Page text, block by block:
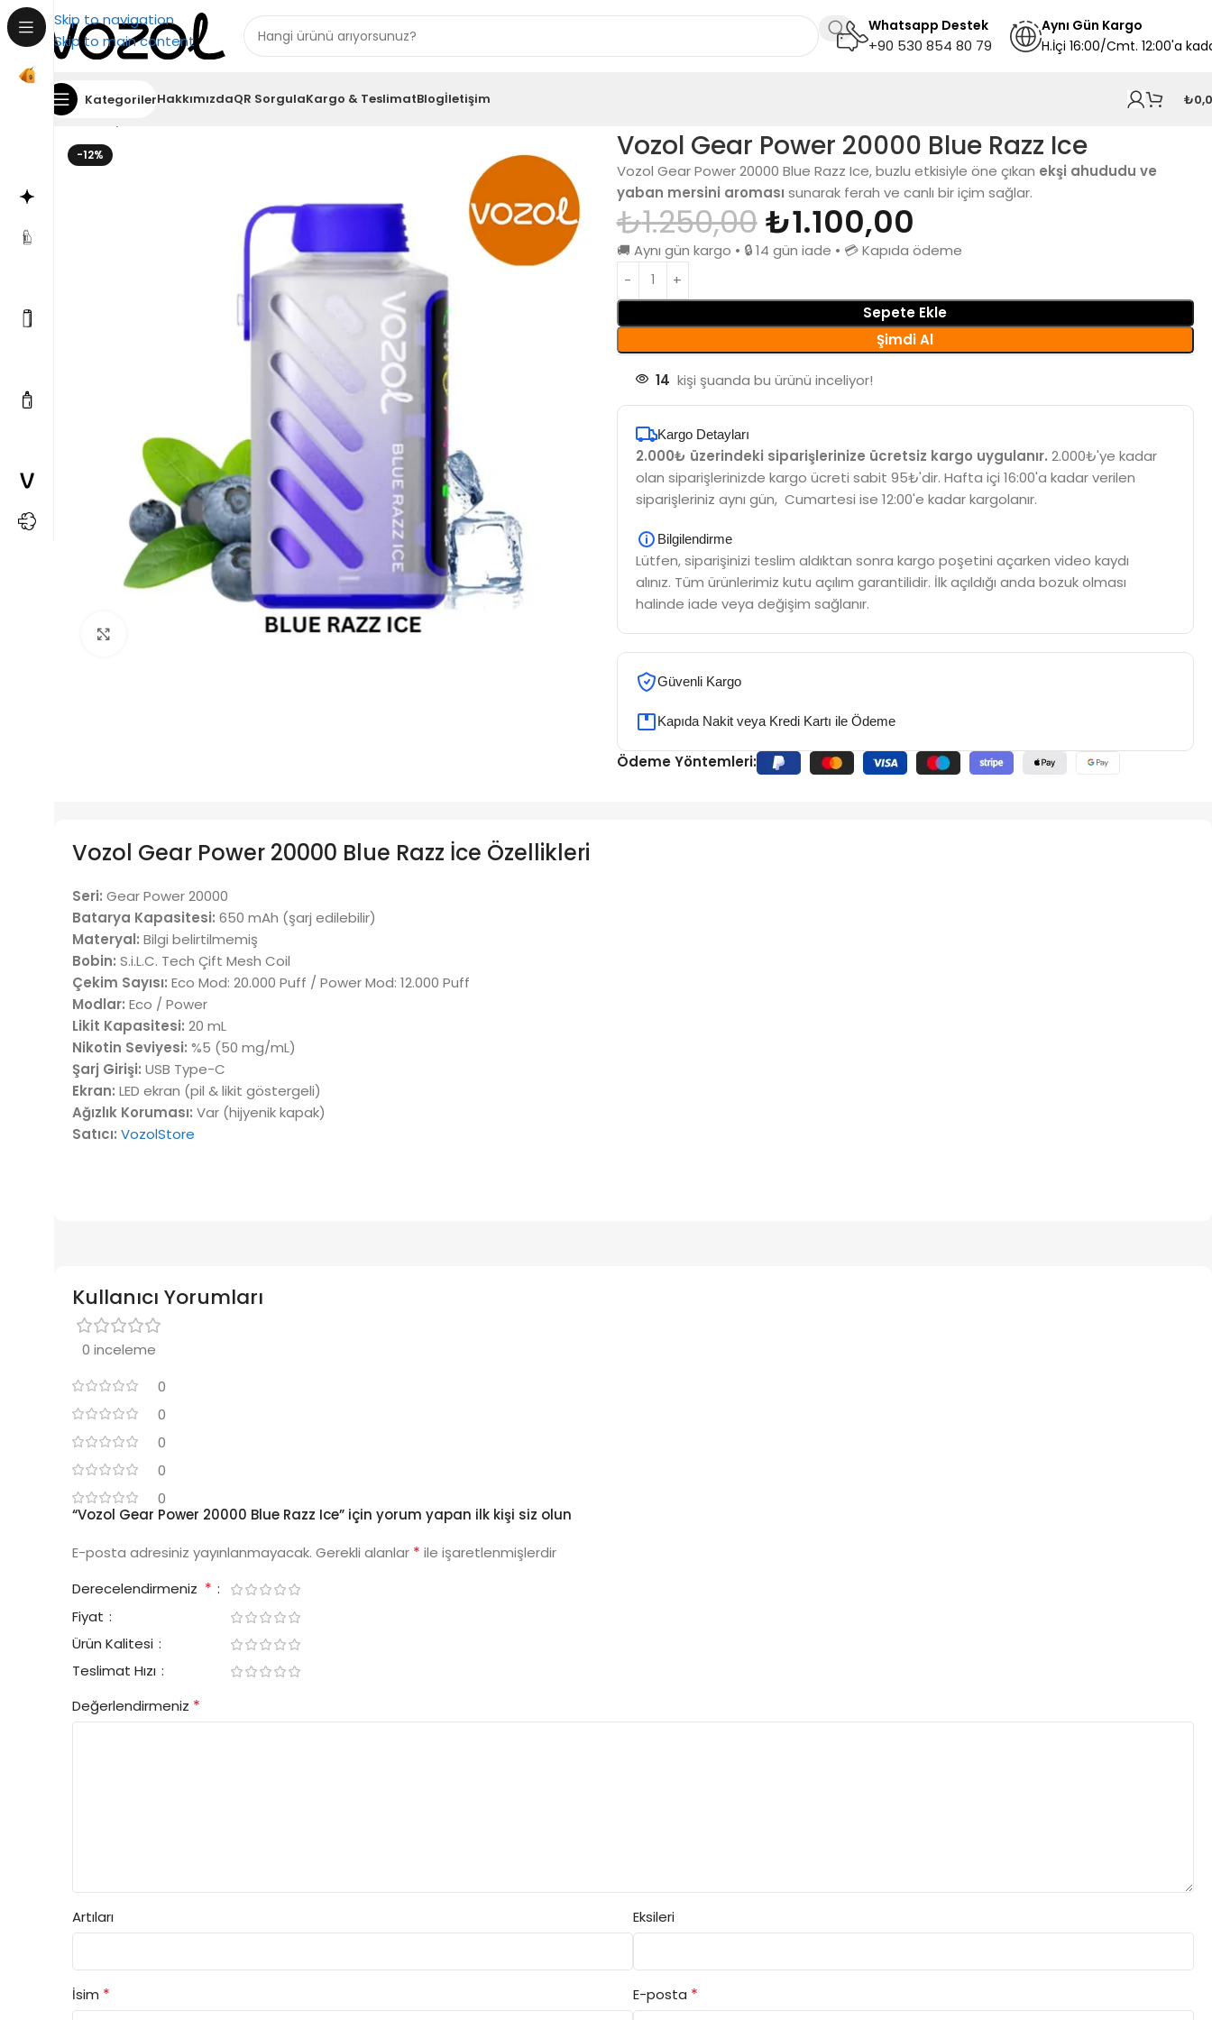
Skip to navigation
Skip to main content
Whatsapp Destek
+90 530 854 80 79
Aynı Gün Kargo
H.İçi 16:00/Cmt. 12:00'a
KategorilerHakkımızdaQR SorgulaKargo & TeslimatBlogİletişim ₺
Ana Sayfa
-12% Vozol Gear Power 20000 Blue Razz Ice
Vozol Gear Power 20000 Blue Razz Ice, buzlu etkisiyle öne çıkan ekşi ahududu ve
yaban mersini aroması sunarak ferah ve canlı bir içim sağlar.
₺1.250,00₺1.100,00
🚚 Aynı gün kargo • 🔒 14 gün iade • 💳 Kapıda ödeme
Sepete Ekle
Şimdi Al
14 kişi şuanda bu ürünü inceliyor!
Kargo Detayları
2.000₺ üzerindeki siparişlerinize ücretsiz kargo uygulanır. 2.000₺'ye kadar
olan siparişlerinizde kargo ücreti sabit 95₺'dir. Hafta içi 16:00'a kadar verilen
siparişleriniz aynı gün, Cumartesi ise 12:00'e kadar kargolanır.
Bilgilendirme
Lütfen, siparişinizi teslim aldıktan sonra kargo poşetini açarken video kaydı
alınız. Tüm ürünlerimiz kutu açılım garantilidir. İlk açıldığı anda bozuk olması
halinde iade veya değişim sağlanır.
Güvenli Kargo
Kapıda Nakit veya Kredi Kartı ile Ödeme
Ödeme Yöntemleri:
Vozol Gear Power 20000 Blue Razz İce Özellikleri
Seri: Gear Power 20000
Batarya Kapasitesi: 650 mAh (şarj edilebilir)
Materyal: Bilgi belirtilmemiş
Bobin: S.i.L.C. Tech Çift Mesh Coil
Çekim Sayısı: Eco Mod: 20.000 Puff / Power Mod: 12.000 Puff
Modlar: Eco / Power
Likit Kapasitesi: 20 mL
Nikotin Seviyesi: %5 (50 mg/mL)
Şarj Girişi: USB Type-C
Ekran: LED ekran (pil & likit göstergeli)
Ağızlık Koruması: Var (hijyenik kapak)
Satıcı: VozolStore
Kullanıcı Yorumları
0 inceleme
0
0
0
0
0
“Vozol Gear Power 20000 Blue Razz Ice” için yorum yapan ilk kişi siz olun
E-posta adresiniz yayınlanmayacak. Gerekli alanlar * ile işaretlenmişlerdir
Derecelendirmeniz *
Fiyat
Ürün Kalitesi
Teslimat Hızı
Değerlendirmeniz *
Artıları Eksileri
İsim * E-posta *